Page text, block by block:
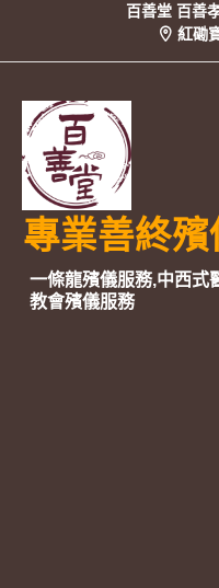
百善堂 百善
紅磡
專業善終
一條龍殯儀服務,中西式
教會殯儀服務